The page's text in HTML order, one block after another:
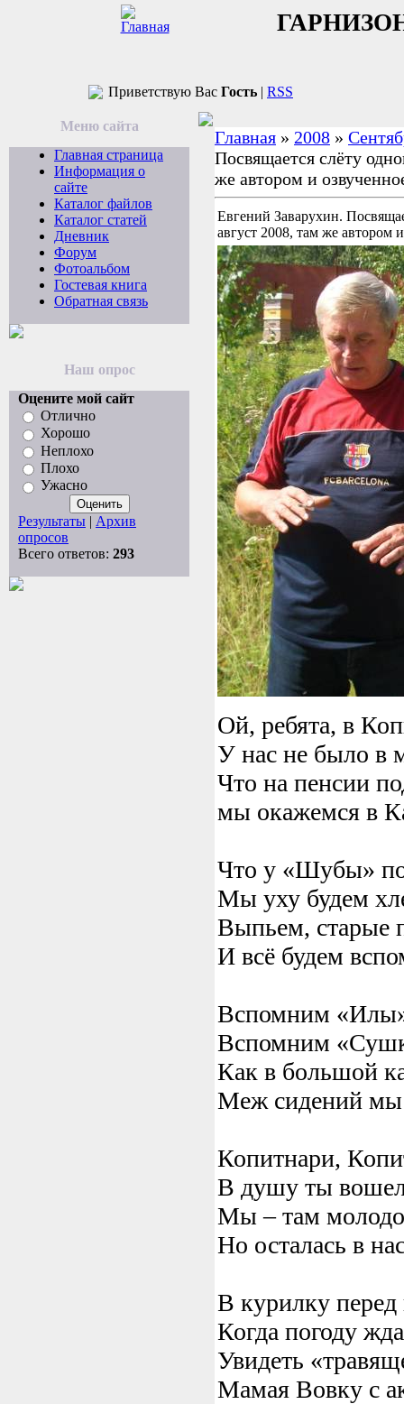
Приветствую Вас Гость | RSS
Меню сайта
Главная страница
Информация о
сайте
Каталог файлов
Каталог статей
Дневник
Форум
Фотоальбом
Гостевая книга
Обратная связь
Наш опрос
Оцените мой сайт
Отлично
Хорошо
Неплохо
Плохо
Ужасно
Результаты | Архив
опросов
Всего ответов: 293
Главная » 2008 »
Посвящается слёту
же автором и
Евгений Заварухин.
август 2008, там же автором
Ой, ребята, в
У нас не было в
Что на пенсии
мы окажемся в
Что у «Шубы»
Мы уху будем
Выпьем, старые
И всё будем
Вспомним
Вспомним
Как в большой
Меж сидений мы
Копитнари,
В душу ты
Мы – там
Но осталась в
В курилку
Когда погоду
Увидеть
Мамая Вовку с